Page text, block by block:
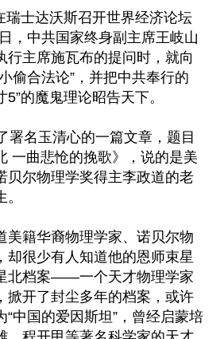
瑞士达沃斯召开世界经济论坛
，中共国家终身副主席王岐山
行主席施瓦布的提问时，就向
偷合法论”，并把中共奉行的
的魔鬼理论昭告天下。
署名玉清心的一篇文章，题目
一曲悲怆的挽歌》，说的是美
贝尔物理学奖得主李政道的老
美籍华裔物理学家、诺贝尔物
却很少有人知道他的恩师束星
北档案——一个天才物理学家
掀开了封尘多年的档案，或许
中国的爱因斯坦”，曾经启蒙培